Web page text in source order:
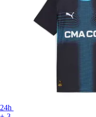
24h